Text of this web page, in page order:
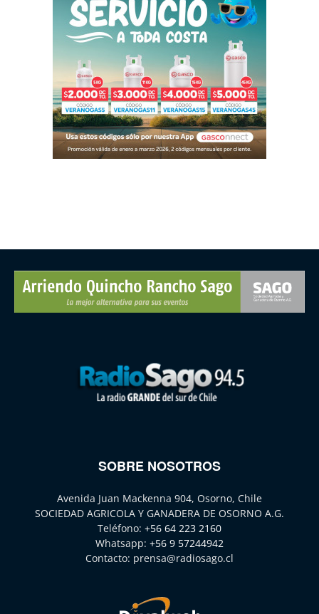
SOBRE NOSOTROS
Avenida Juan Mackenna 904, Osorno, Chile
SOCIEDAD AGRICOLA Y GANADERA DE OSORNO A.G.
Teléfono: +56 64 223 2160
Whatsapp: +56 9 57244942
Contacto: prensa@radiosago.cl